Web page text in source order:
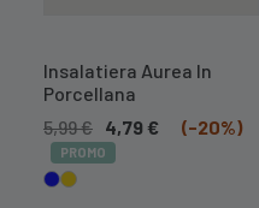
Insalatiera Aurea In
Porcellana
5,99€ 4,79 € (-20%)
PROMO